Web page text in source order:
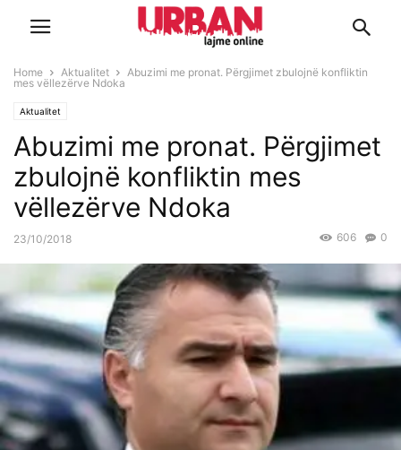
Home Aktualitet
Abuzimi me pronat. Përgjimet zbulojnë konfliktin
mes vëllezërve Ndoka
Aktualitet
Abuzimi me pronat. Përgjimet
zbulojnë konfliktin mes
vëllezërve Ndoka
23/10/2018 0
606